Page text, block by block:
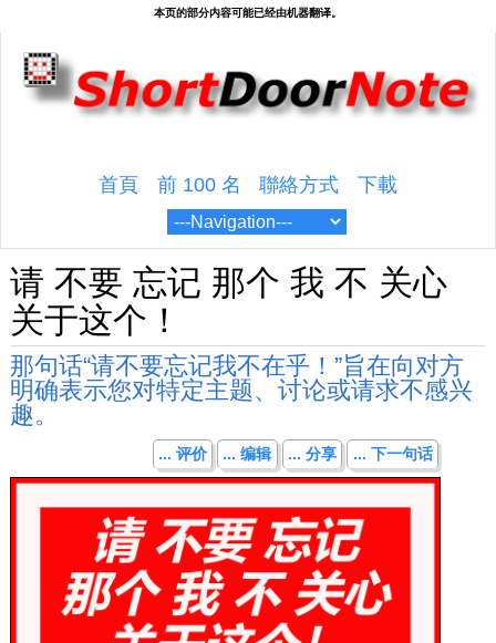
首頁 前 100 名 聯絡方式 下載
请 不要 忘记 那个 我 不 关心
关于这个！
那句话“请不要忘记我不在乎！”旨在向对方
明确表示您对特定主题、讨论或请求不感兴
趣。
... 评价 ... 编辑 ... 分享 ... 下一句话